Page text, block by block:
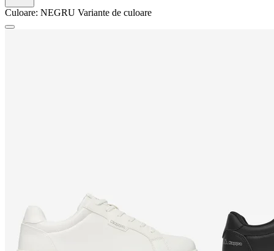
Culoare: NEGRU Variante de culoare